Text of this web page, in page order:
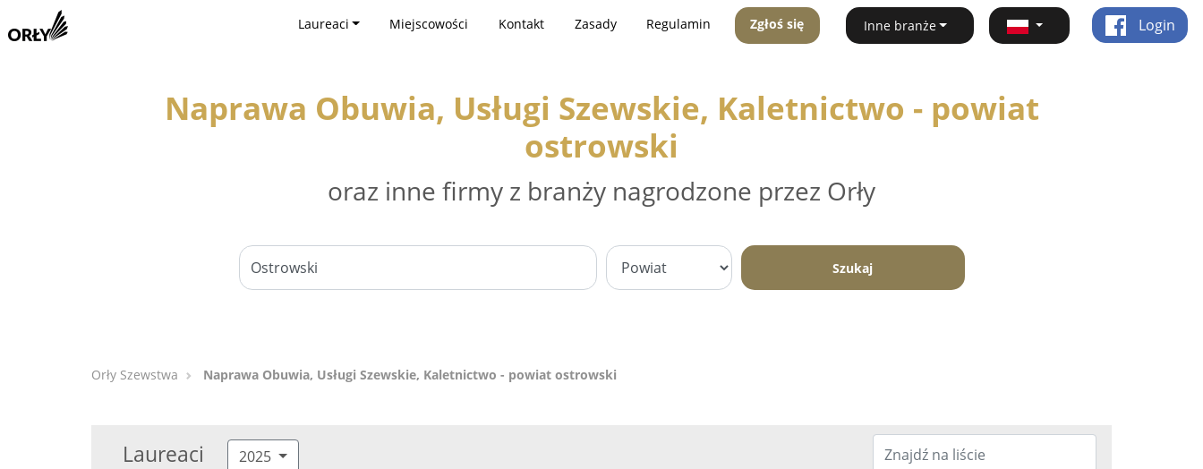
Laureaci Miejscowości Kontakt Zasady Regulamin Zgłoś się Inne branże Login
Naprawa Obuwia, Usługi Szewskie, Kaletnictwo - powiat
ostrowski
oraz inne firmy z branży nagrodzone przez Orły
Szukaj
Orły Szewstwa Naprawa Obuwia, Usługi Szewskie, Kaletnictwo - powiat ostrowski
Laureaci 2025